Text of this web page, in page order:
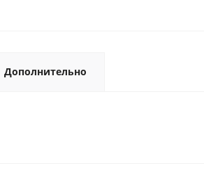
Дополнительно